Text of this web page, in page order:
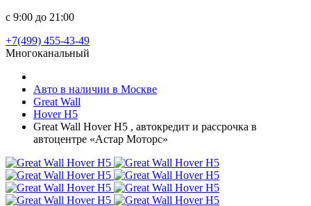
с 9:00 до 21:00
+7(499) 455-43-49
Многоканальный
Авто в наличии в Москве
Great Wall
Hover H5
Great Wall Hover H5 , автокредит и рассрочка в
автоцентре «Астар Моторс»